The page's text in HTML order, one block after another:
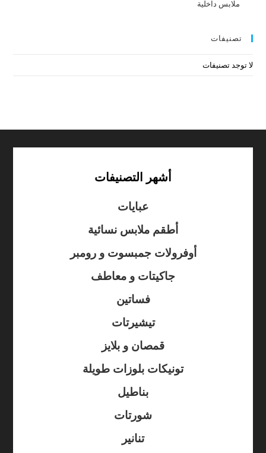
ملابس داخلية
تصنيفات
لا توجد تصنيفات
أشهر التصنيفات
عبايات
أطقم ملابس نسائية
أوفرولات جمبسوت و رومبر
جاكيتات و معاطف
فساتين
تيشيرتات
قمصان و بلايز
تونيكات بلوزات طويلة
بناطيل
شورتات
تنانير